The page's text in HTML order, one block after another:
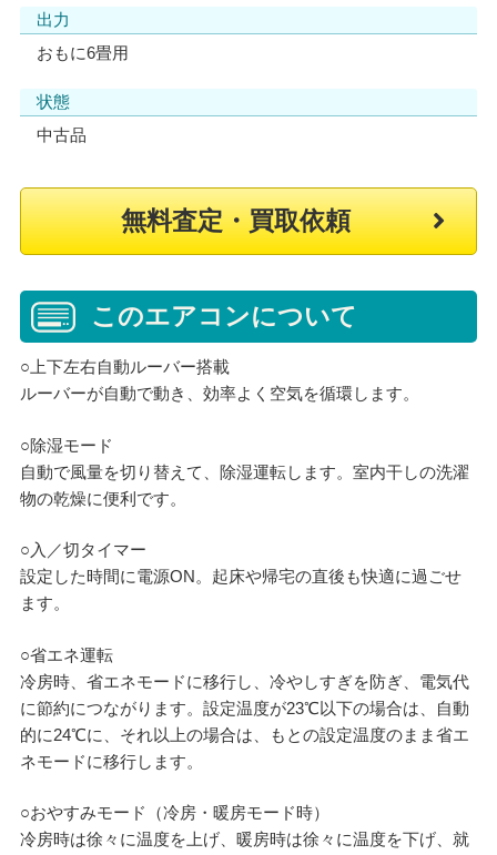
出力
おもに6畳用
状態
中古品
無料査定・買取依頼
このエアコンについて
○上下左右自動ルーバー搭載
ルーバーが自動で動き、効率よく空気を循環します。
○除湿モード
自動で風量を切り替えて、除湿運転します。室内干しの洗濯
物の乾燥に便利です。
○入／切タイマー
設定した時間に電源ON。起床や帰宅の直後も快適に過ごせ
ます。
○省エネ運転
冷房時、省エネモードに移行し、冷やしすぎを防ぎ、電気代
に節約につながります。設定温度が23℃以下の場合は、自動
的に24℃に、それ以上の場合は、もとの設定温度のまま省エ
ネモードに移行します。
○おやすみモード（冷房・暖房モード時）
冷房時は徐々に温度を上げ、暖房時は徐々に温度を下げ、就